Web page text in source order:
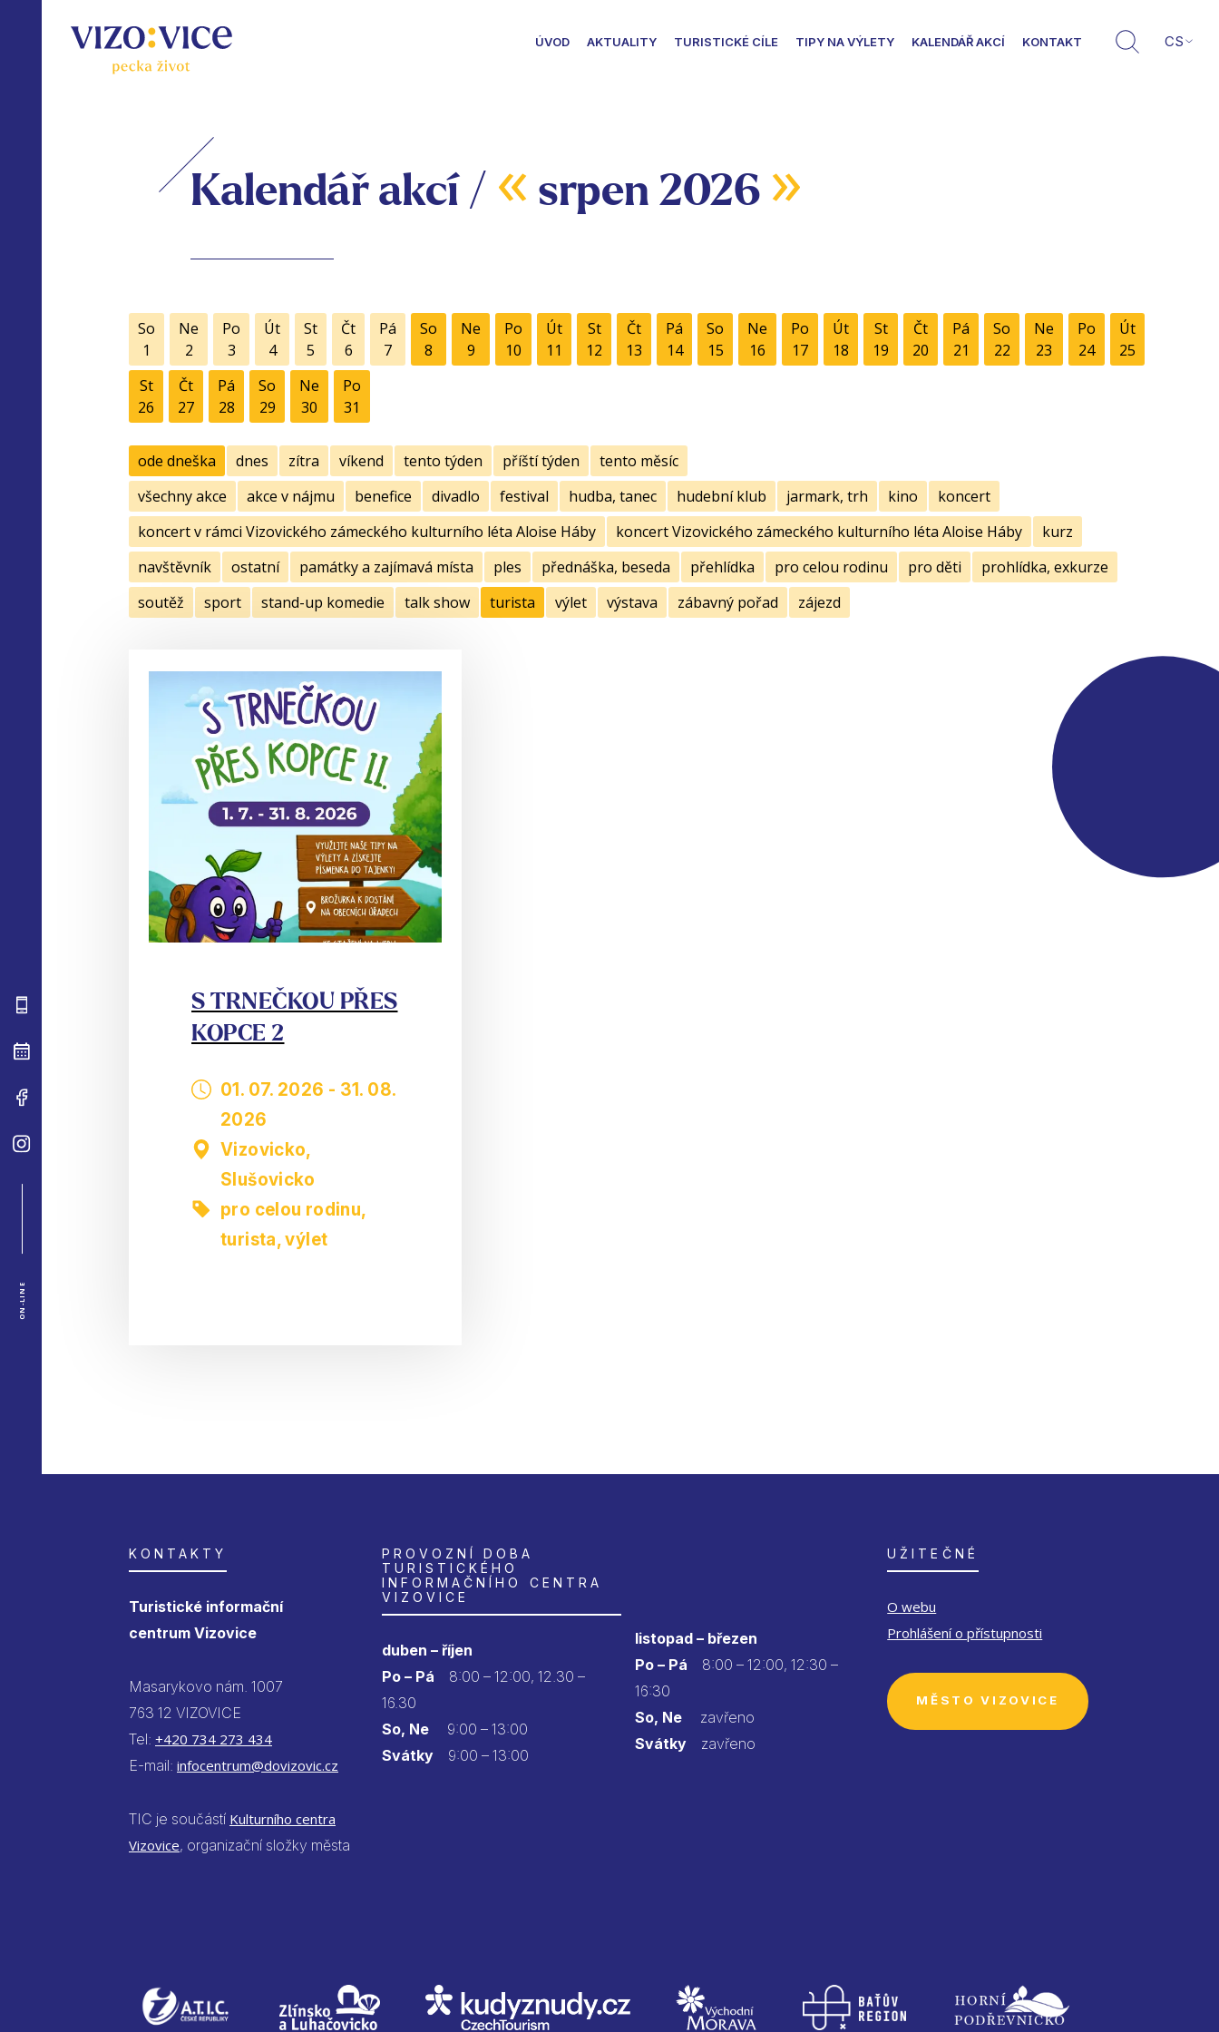
ÚVOD AKTUALITY TURISTICKÉ CÍLE TIPY NA VÝLETY KALENDÁŘ AKCÍ KONTAKT CS
ON-LINE
Kalendář akcí / « srpen 2026 »
So
1
Ne
2
Po
3
Út
4
St
5
Čt
6
Pá
7
So
8
Ne
9
Po
10
Út
11
St
12
Čt
13
Pá
14
So
15
Ne
16
Po
17
Út
18
St
19
Čt
20
Pá
21
So
22
Ne
23
Po
24
Út
25
St
26
Čt
27
Pá
28
So
29
Ne
30
Po
31
ode dneška dnes zítra víkend tento týden příští týden
tento měsíc
všechny akce
akce v nájmu benefice divadlo festival hudba, tanec hudební klub jarmark, trh kino
koncert
koncert v rámci Vizovického zámeckého kulturního léta Aloise Háby
koncert Vizovického zámeckého kulturního léta Aloise Háby
kurz
navštěvník
ostatní památky a zajímavá místa ples přednáška, beseda přehlídka pro celou rodinu pro děti
prohlídka, exkurze
soutěž
sport stand-up komedie talk show turista výlet výstava zábavný pořad zájezd
S TRNEČKOU PŘES
KOPCE 2
01. 07. 2026 - 31. 08.
2026
Vizovicko,
Slušovicko
pro celou rodinu,
turista,výlet
KONTAKTY
Turistické informační
centrum Vizovice
Masarykovo nám. 1007
763 12 VIZOVICE
Tel: +420 734 273 434
E-mail: infocentrum@dovizovic.cz
TIC je součástí Kulturního centra
Vizovice, organizační složky města
PROVOZNÍ DOBA
TURISTICKÉHO
INFORMAČNÍHO CENTRA
VIZOVICE
duben – říjen
Po – Pá
8:00 – 12:00, 12.30 –
16.30
So, Ne9:00 – 13:00
Svátky9:00 – 13:00
listopad – březen
Po – Pá 8:00 – 12:00, 12:30 –
16:30
So, Nezavřeno
Svátkyzavřeno
UŽITEČNÉ
O webu
Prohlášení o přístupnosti
MĚSTO VIZOVICE